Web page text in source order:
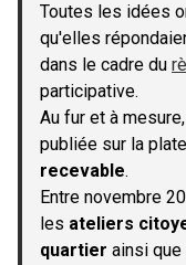
Toutes les idées
qu'elles
dans le cadre du
participative.
Au fur et à
publiée sur la
recevable.
Entre novembre
les ateliers
quartier ainsi que